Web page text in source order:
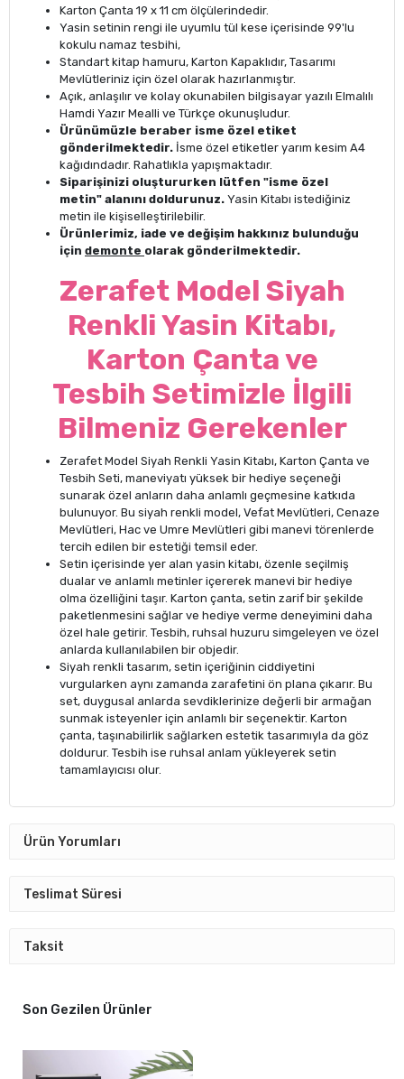
Karton Çanta 19 x 11 cm ölçülerindedir.
Yasin setinin rengi ile uyumlu tül kese içerisinde 99'lu
kokulu namaz tesbihi,
Standart kitap hamuru, Karton Kapaklıdır, Tasarımı
Mevlütleriniz için özel olarak hazırlanmıştır.
Açık, anlaşılır ve kolay okunabilen bilgisayar yazılı Elmalılı
Hamdi Yazır Mealli ve Türkçe okunuşludur.
Ürünümüzle beraber isme özel etiket
gönderilmektedir. İsme özel etiketler yarım kesim A4
kağıdındadır. Rahatlıkla yapışmaktadır.
Siparişinizi oluştururken lütfen "isme özel
metin" alanını doldurunuz. Yasin Kitabı istediğiniz
metin ile kişiselleştirilebilir.
Ürünlerimiz, iade ve değişim hakkınız bulunduğu
için demonte olarak gönderilmektedir.
Zerafet Model Siyah
Renkli Yasin Kitabı,
Karton Çanta ve
Tesbih Setimizle İlgili
Bilmeniz Gerekenler
Zerafet Model Siyah Renkli Yasin Kitabı, Karton Çanta ve
Tesbih Seti, maneviyatı yüksek bir hediye seçeneği
sunarak özel anların daha anlamlı geçmesine katkıda
bulunuyor. Bu siyah renkli model, Vefat Mevlütleri, Cenaze
Mevlütleri, Hac ve Umre Mevlütleri gibi manevi törenlerde
tercih edilen bir estetiği temsil eder.
Setin içerisinde yer alan yasin kitabı, özenle seçilmiş
dualar ve anlamlı metinler içererek manevi bir hediye
olma özelliğini taşır. Karton çanta, setin zarif bir şekilde
paketlenmesini sağlar ve hediye verme deneyimini daha
özel hale getirir. Tesbih, ruhsal huzuru simgeleyen ve özel
anlarda kullanılabilen bir objedir.
Siyah renkli tasarım, setin içeriğinin ciddiyetini
vurgularken aynı zamanda zarafetini ön plana çıkarır. Bu
set, duygusal anlarda sevdiklerinize değerli bir armağan
sunmak isteyenler için anlamlı bir seçenektir. Karton
çanta, taşınabilirlik sağlarken estetik tasarımıyla da göz
doldurur. Tesbih ise ruhsal anlam yükleyerek setin
tamamlayıcısı olur.
Ürün Yorumları
Teslimat Süresi
Taksit
Son Gezilen Ürünler